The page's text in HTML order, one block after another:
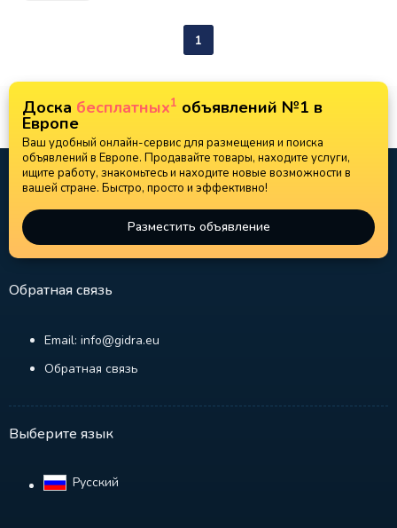
1
Доска бесплатных1 объявлений №1 в
Европе
Ваш удобный онлайн-сервис для размещения и поиска
объявлений в Европе. Продавайте товары, находите услуги,
ищите работу, знакомьтесь и находите новые возможности в
вашей стране. Быстро, просто и эффективно!
Разместить объявление
Обратная связь
Email: info@gidra.eu
Обратная связь
Выберите язык
Русский‎